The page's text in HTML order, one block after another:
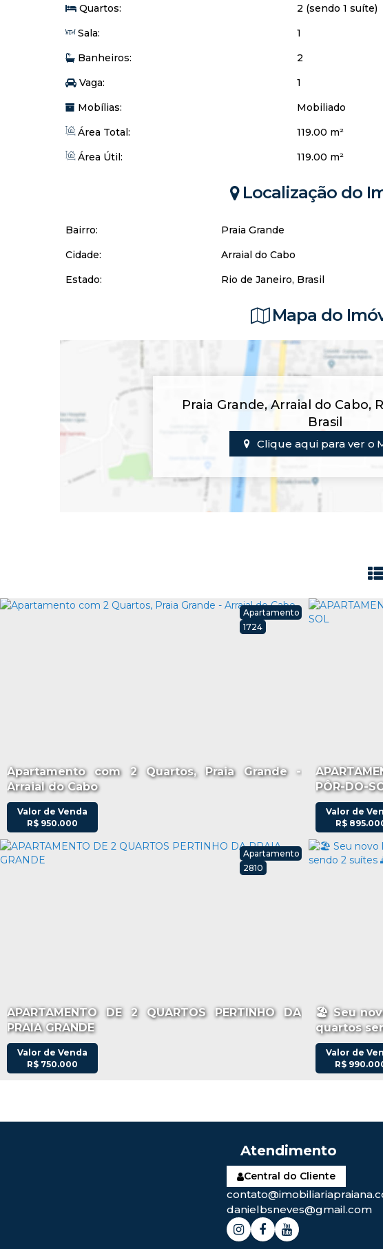
Quartos:
2 (sendo 1 suíte)
Sala:
1
Banheiros:
2
Vaga:
1
Mobílias:
Mobiliado
Área Total:
119.00 m²
Área Útil:
119.00 m²
Localização do
Bairro:
Praia Grande
Cidade:
Arraial do Cabo
Estado:
Rio de Janeiro, Brasil
Mapa do
Praia Grande,Arraial do Cabo,
Brasil
Clique aqui para ver o
Apartamento com 2 Quartos, Praia Grande -
Arraial do Cabo
1724
Apartamento
R$ 950.000
Valor de Venda
PÔR-DO-
R$
Valor de
APARTAMENTO DE 2 QUARTOS PERTINHO DA
PRAIA GRANDE
2810
Apartamento
R$ 750.000
Valor de Venda
🏖️ Seu
quartos
R$
Valor de
Central do Cliente
danielbsneves@gmail.com